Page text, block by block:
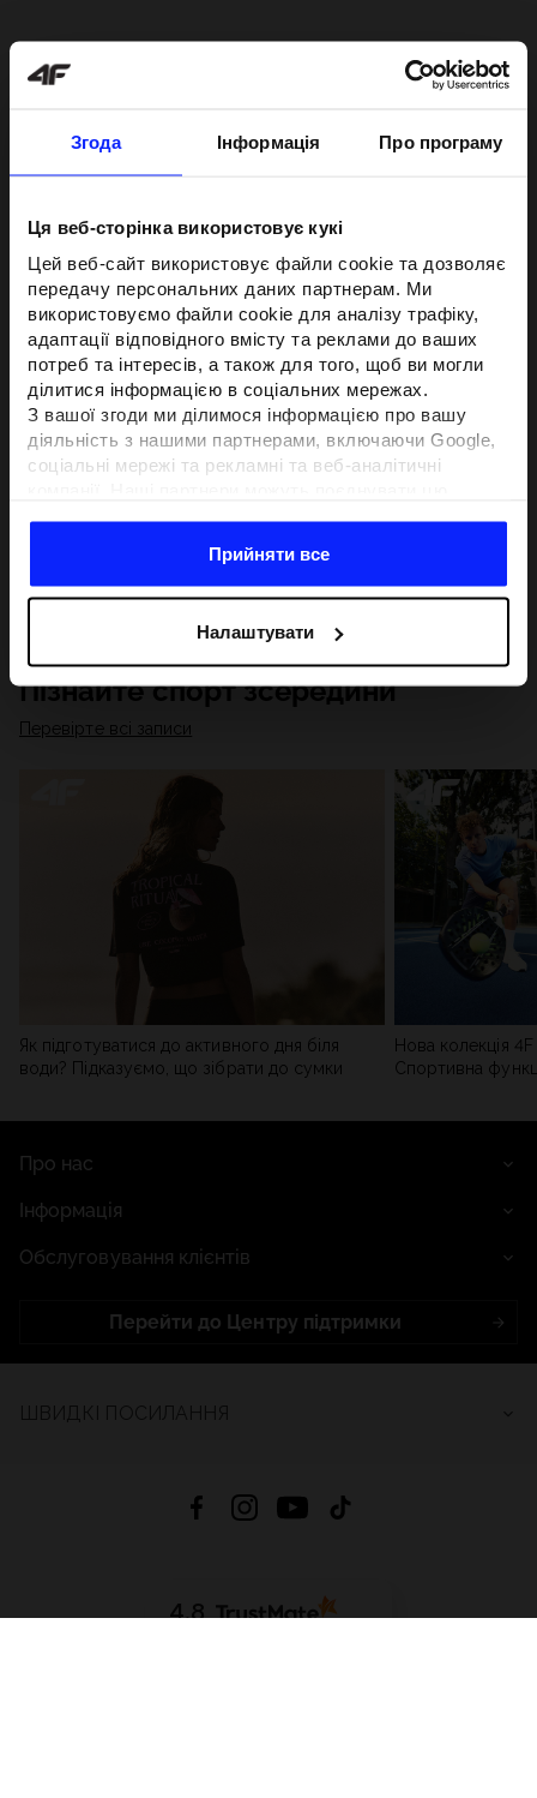
Згода Інформація Про програму
Ця веб-сторінка використовує кукі
Цей веб-сайт використовує файли cookie та дозволяє
передачу персональних даних партнерам. Ми
використовуємо файли cookie для аналізу трафіку,
адаптації відповідного вмісту та реклами до ваших
потреб та інтересів, а також для того, щоб ви могли
ділитися інформацією в соціальних мережах.
З вашої згоди ми ділимося інформацією про вашу
діяльність з нашими партнерами, включаючи Google,
соціальні мережі та рекламні та веб-аналітичні
отримують у результаті використання вами їхніх
послуг.З вашої згоди ми також можемо ділитися
з метою націлювання та покращення відображення
відповідної онлайн-реклами, проведення аналітики,
відповідності вмісту та вдосконалення рішень, які
пропонують наші партнери (наприклад, соціальні
мережі). Детальну інформацію можна знайти в нашій
та в розділі «Деталі».
Прийняти все
Налаштувати
Пізнайте спорт зсередини
Перевірте всі записи
Як підготуватися до активного дня біля
води? Підказуємо, що зібрати до сумки
Нова колекція
Спортивна
Про нас
Інформація
Обслуговування клієнтів
Перейти до Центру підтримки
4.8